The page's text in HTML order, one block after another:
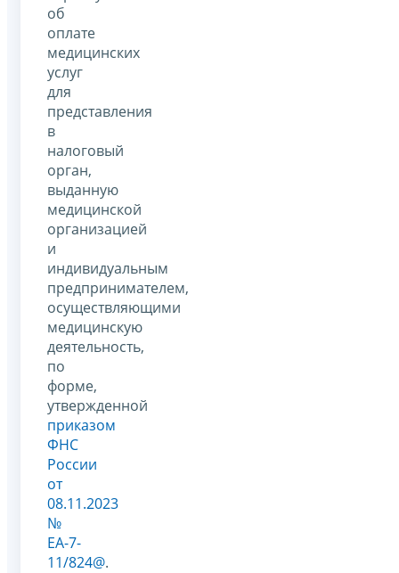
об
оплате
медицинских
услуг
для
представления
в
налоговый
орган,
выданную
медицинской
организацией
и
индивидуальным
предпринимателем,
осуществляющими
медицинскую
деятельность,
по
форме,
утвержденной
приказом
ФНС
России
от
08.11.2023
№
ЕА-7-
11/824@.